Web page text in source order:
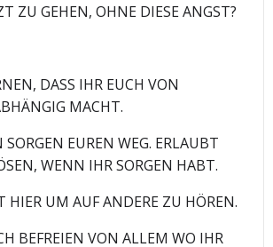
ZU GEHEN, OHNE DIESE ANGST?
DASS IHR EUCH VON
MACHT.
SORGEN EUREN WEG. ERLAUBT
WENN IHR SORGEN HABT.
HIER UM AUF ANDERE ZU HÖREN.
BEFREIEN VON ALLEM WO IHR